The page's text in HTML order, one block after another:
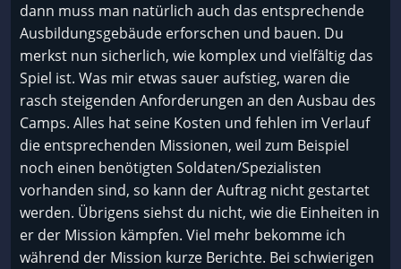
dann muss man natürlich auch das entsprechende
Ausbildungsgebäude erforschen und bauen. Du
merkst nun sicherlich, wie komplex und vielfältig das
Spiel ist. Was mir etwas sauer aufstieg, waren die
rasch steigenden Anforderungen an den Ausbau des
Camps. Alles hat seine Kosten und fehlen im Verlauf
die entsprechenden Missionen, weil zum Beispiel
noch einen benötigten Soldaten/Spezialisten
vorhanden sind, so kann der Auftrag nicht gestartet
werden. Übrigens siehst du nicht, wie die Einheiten in
er der Mission kämpfen. Viel mehr bekomme ich
während der Mission kurze Berichte. Bei schwierigen